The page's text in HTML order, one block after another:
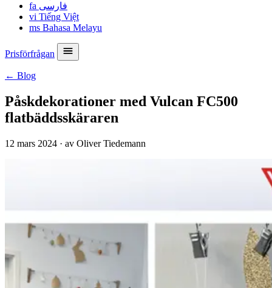
fa فارسی
vi Tiếng Việt
ms Bahasa Melayu
Prisförfrågan
← Blog
Påskdekorationer med Vulcan FC500
flatbäddsskäraren
12 mars 2024 · av Oliver Tiedemann